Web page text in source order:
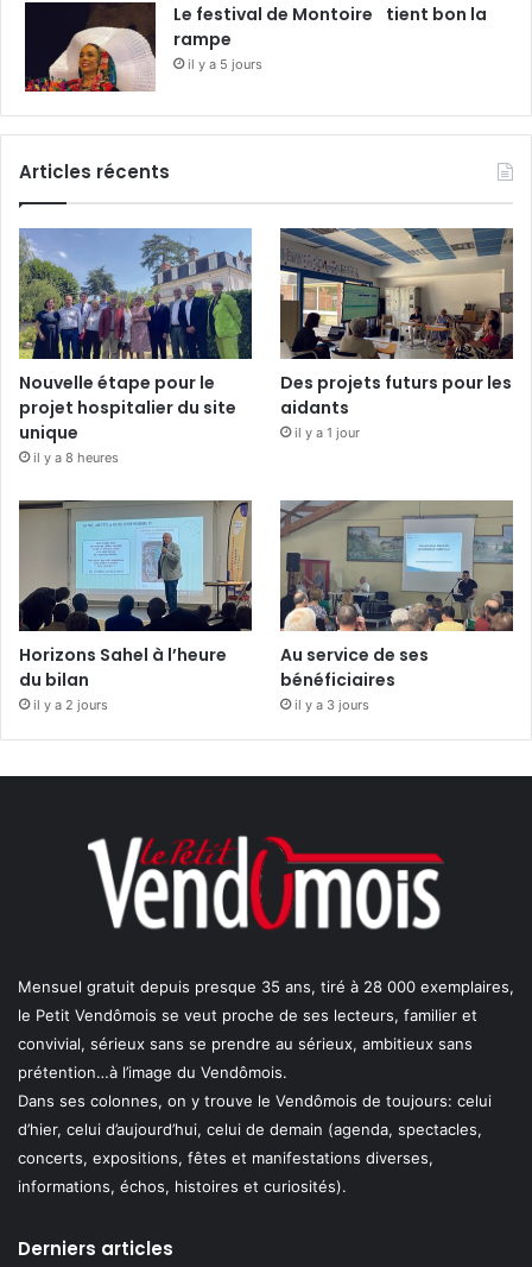
Le festival de Montoire tient bon la
rampe
il y a 5 jours
Articles récents
Nouvelle étape pour le
projet hospitalier du site
unique
il y a 8 heures
Des projets futurs pour les
aidants
il y a 1 jour
Horizons Sahel à l’heure
du bilan
il y a 2 jours
Au service de ses
bénéficiaires
il y a 3 jours
Mensuel gratuit depuis presque 35 ans, tiré à 28 000 exemplaires,
le Petit Vendômois se veut proche de ses lecteurs, familier et
convivial, sérieux sans se prendre au sérieux, ambitieux sans
prétention…à l’image du Vendômois.
Dans ses colonnes, on y trouve le Vendômois de toujours: celui
d’hier, celui d’aujourd’hui, celui de demain (agenda, spectacles,
concerts, expositions, fêtes et manifestations diverses,
informations, échos, histoires et curiosités).
Derniers articles